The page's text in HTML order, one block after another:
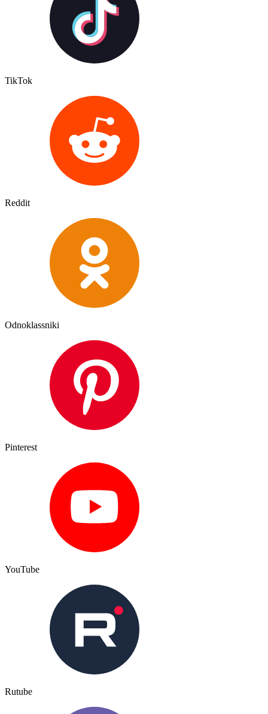
TikTok
Reddit
Odnoklassniki
Pinterest
YouTube
Rutube